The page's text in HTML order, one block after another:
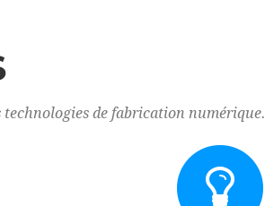
technologies de fabrication numérique.